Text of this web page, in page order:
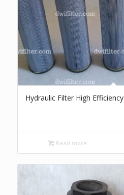
Hydraulic Filter High Efficiency
Read more